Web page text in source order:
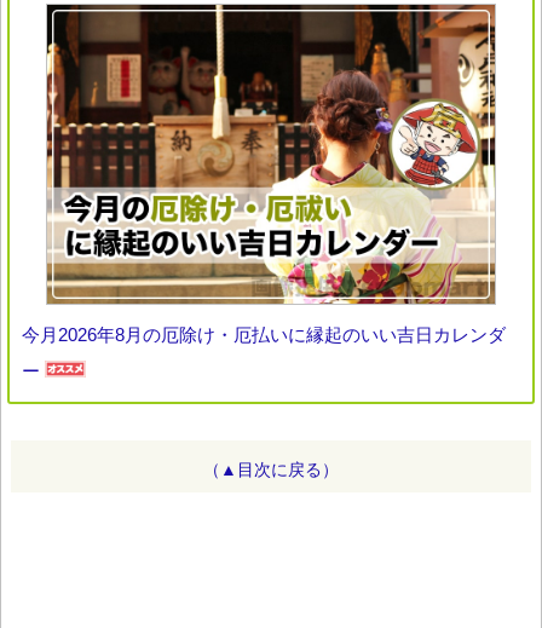
今月2026年8月の厄除け・厄払いに縁起のいい吉日カレンダ
ー
（▲目次に戻る）